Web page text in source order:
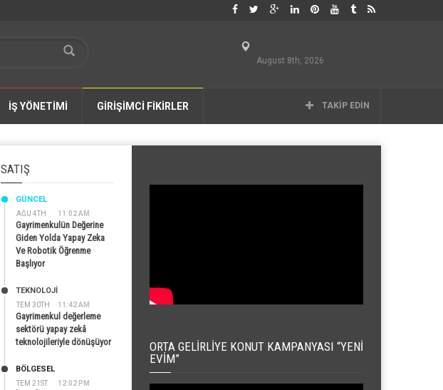
August 8th, 2026
İŞ YÖNETİMİ GİRİŞİMCİ FİKİRLER TAKIP EDIN
SATIŞ
AĞU 4TH 11:02 AM
GÜNCEL
Gayrimenkulün Değerine
Giden Yolda Yapay Zeka
Ve Robotik Öğrenme
Başlıyor
TEM 30TH 11:42 AM
TEKNOLOJİ
Gayrimenkul değerleme
sektörü yapay zekâ
teknolojileriyle dönüşüyor
TEM 21ST 12:02 PM
BÖLGESEL
ORTA GELIRLIYE KONUT KAMPANYASI “YENI
EVIM”